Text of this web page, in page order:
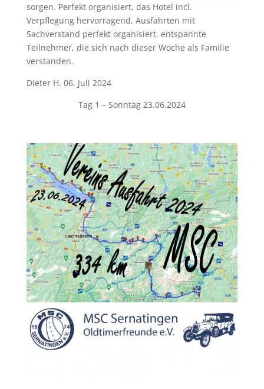
sorgen. Perfekt organisiert, das Hotel incl.
Verpflegung hervorragend, Ausfahrten mit
Sachverstand perfekt organisiert, entspannte
Teilnehmer, die sich nach dieser Woche als Familie
verstanden.
Dieter H. 06. Juli 2024
Tag 1 – Sonntag 23.06.2024